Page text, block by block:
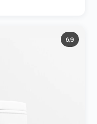
6,9